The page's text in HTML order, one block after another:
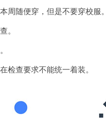
周随便穿，但是不要穿校服。
。
检查要求不能统一着装。